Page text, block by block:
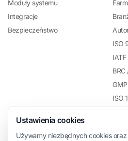
Moduły systemu
Integracje
Bezpieczeństwo
ISO
BRC
GMP
ISO
Ustawienia cookies
Używamy niezbędnych cookies